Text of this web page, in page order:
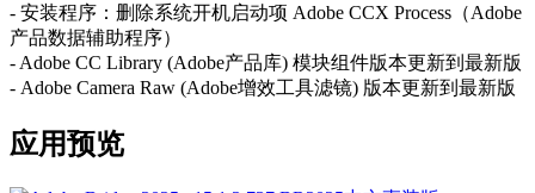
- 安装程序：删除系统开机启动项 Adob​​e CCX Process（Adobe
产品数据辅助程序）
- Adobe CC Library (Adobe产品库) 模块组件版本更新到最新版
- Adob​​e Camera Raw (Adobe增效工具滤镜) 版本更新到最新版
应用预览